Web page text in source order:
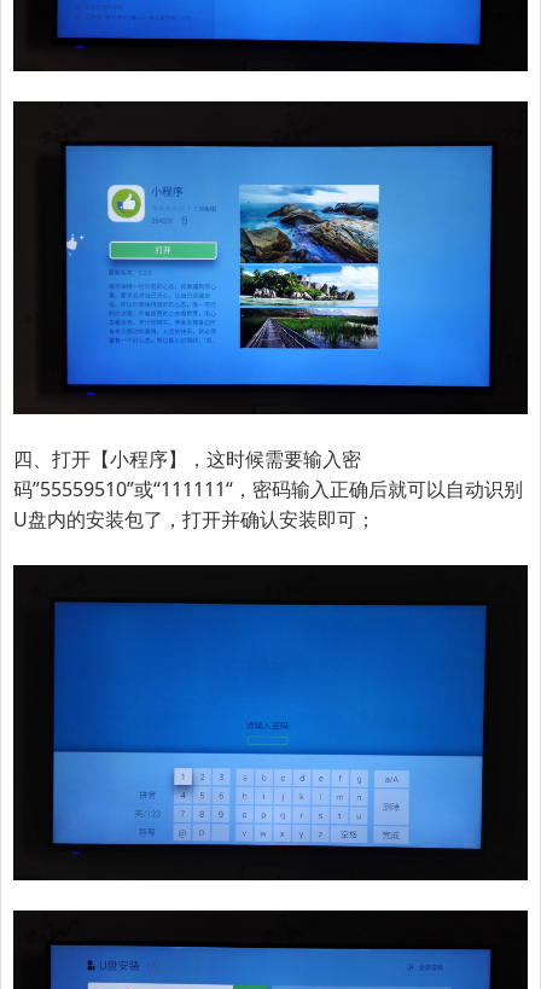
四、打开【小程序】，这时候需要输入密
码”55559510”或“111111“ ，密码输入正确后就可以自动识别
U盘内的安装包了，打开并确认安装即可；